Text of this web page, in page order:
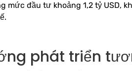
mức đầu tư khoảng 1,2 tỷ USD,
phát triển